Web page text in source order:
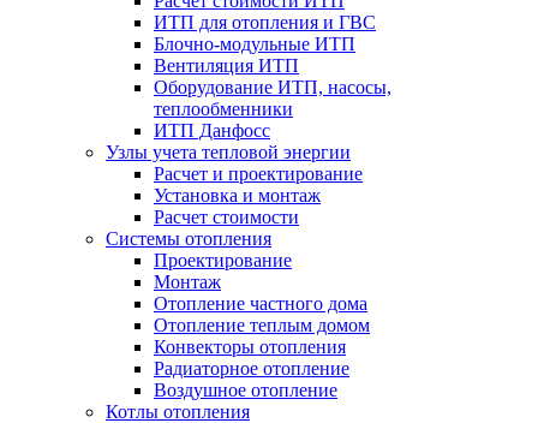
ИТП для отопления и ГВС
Блочно-модульные ИТП
Вентиляция ИТП
Оборудование ИТП, насосы,
теплообменники
ИТП Данфосс
Узлы учета тепловой энергии
Расчет и проектирование
Установка и монтаж
Расчет стоимости
Системы отопления
Проектирование
Монтаж
Отопление частного дома
Отопление теплым домом
Конвекторы отопления
Радиаторное отопление
Воздушное отопление
Котлы отопления